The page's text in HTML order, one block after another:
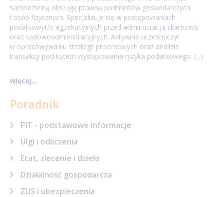
samodzielną obsługę prawną podmiotów gospodarczych
i osób fizycznych. Specjalizuje się w postępowaniach
podatkowych, egzekucyjnych przed administracją skarbową
oraz sądowoadministracyjnych. Aktywnie uczestniczył
w opracowywaniu strategii procesowych oraz analizie
transakcji pod kątem występowania ryzyka podatkowego. (...)
więcej...
Poradnik
PIT - podstawowe informacje
Ulgi i odliczenia
Etat, zlecenie i dzieło
Działalność gospodarcza
ZUS i ubezpieczenia